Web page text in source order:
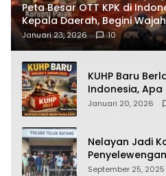
Peta Besar OTT KPK di
Kepala Daerah, Begini
Terbongkar
Januari 23, 2026 10
KUHP Baru
Indonesia,
Kehidupan
Januari 20, 2026
Nelayan Jadi
64.78809 Teluk
September 25, 2025